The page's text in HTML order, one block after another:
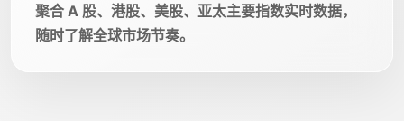
聚合 A 股、港股、美股、亚太主要指数实时数据，
随时了解全球市场节奏。